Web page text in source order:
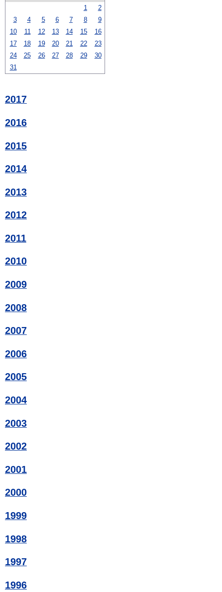
1
2
3
4 5 6 7 8
9
10
11 12 13 14 15
16
17
18 19 20 21 22
23
24
25 26 27 28 29
30
31
2017
2016
2015
2014
2013
2012
2011
2010
2009
2008
2007
2006
2005
2004
2003
2002
2001
2000
1999
1998
1997
1996